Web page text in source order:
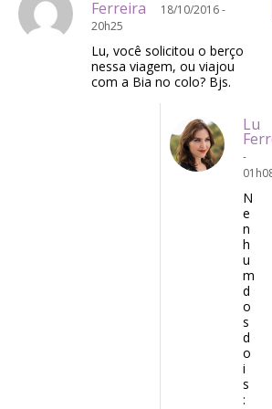
Ferreira
18/10/2016 -
20h25
Lu, você solicitou o berço
nessa viagem, ou viajou
com a Bia no colo? Bjs.
Lu
-
N
e
n
h
u
m
d
o
s
d
o
i
s
: